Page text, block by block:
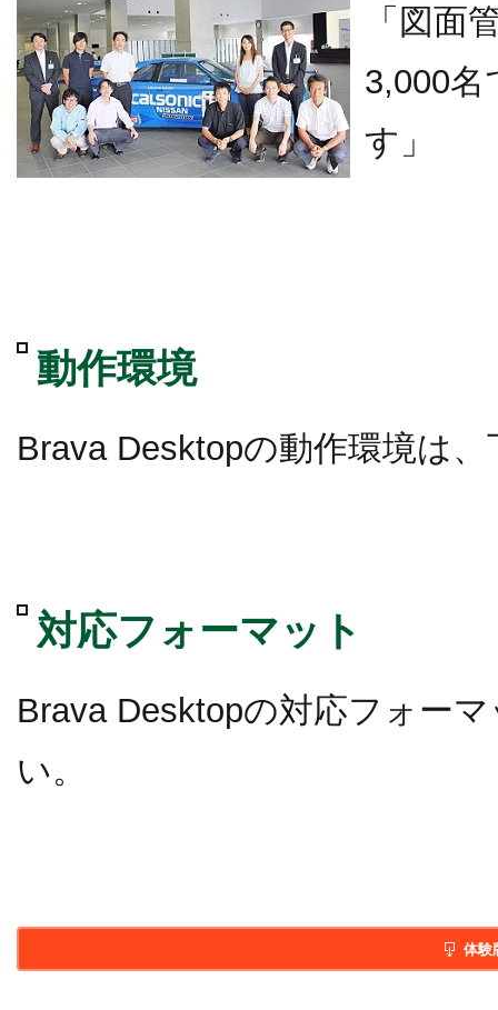
「図面
3,000名
す」
動作環境
Brava Desktopの動作環境は
対応フォーマット
Brava Desktopの対応フォー
い。
体験